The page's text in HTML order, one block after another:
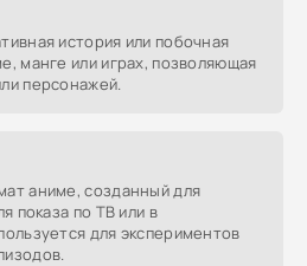
история или побочная
манге или играх, позволяющая
персонажей.
аниме, созданный для
показа по ТВ или в
для экспериментов